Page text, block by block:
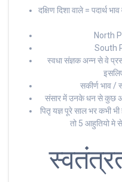
दक्षिण दिशा वाले = पदार्थ
North
South
स्वधा संज्ञक अन्न से वे
सकीर्ण भाव /
संसार में उनके धन से कुछ
पितृ यज्ञ पूरे साल भर कभी
तो 5 आहुतियो मे